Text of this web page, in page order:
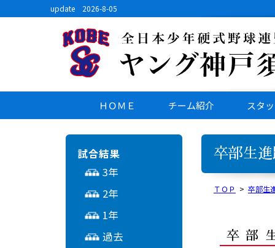
update 2026-8-05
ＨＯＭＥ チーム紹介 スタ
試合結果
3年
2年
1年
過去
卒部生
ＴＯＰ > 卒部生
卒部